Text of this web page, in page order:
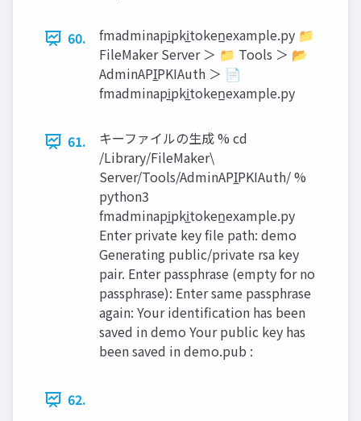
60.
fmadminapi̲pki̲token̲example.py 📁
FileMaker Server ＞ 📁 Tools ＞ 📂
AdminAPI̲PKIAuth ＞ 📄
fmadminapi̲pki̲token̲example.py
61.
キーファイルの生成 % cd
/Library/FileMaker\
Server/Tools/AdminAPI̲PKIAuth/ %
python3
fmadminapi̲pki̲token̲example.py
Enter private key file path: demo
Generating public/private rsa key
pair. Enter passphrase (empty for no
passphrase): Enter same passphrase
again: Your identification has been
saved in demo Your public key has
been saved in demo.pub :
62.